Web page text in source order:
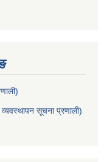
सूचना प्रणाली)